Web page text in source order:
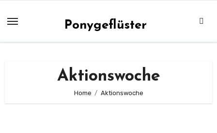
Inhalt
Ponygeflüster
Aktionswoche
Home Aktionswoche